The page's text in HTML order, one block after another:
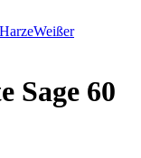
Weißer
Sage 60